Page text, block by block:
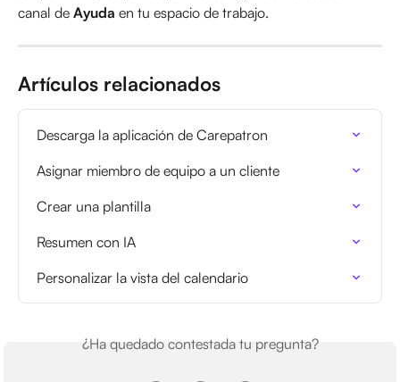
canal de Ayuda en tu espacio de trabajo.
Artículos relacionados
Descarga la aplicación de Carepatron
Asignar miembro de equipo a un cliente
Crear una plantilla
Resumen con IA
Personalizar la vista del calendario
¿Ha quedado contestada tu pregunta?